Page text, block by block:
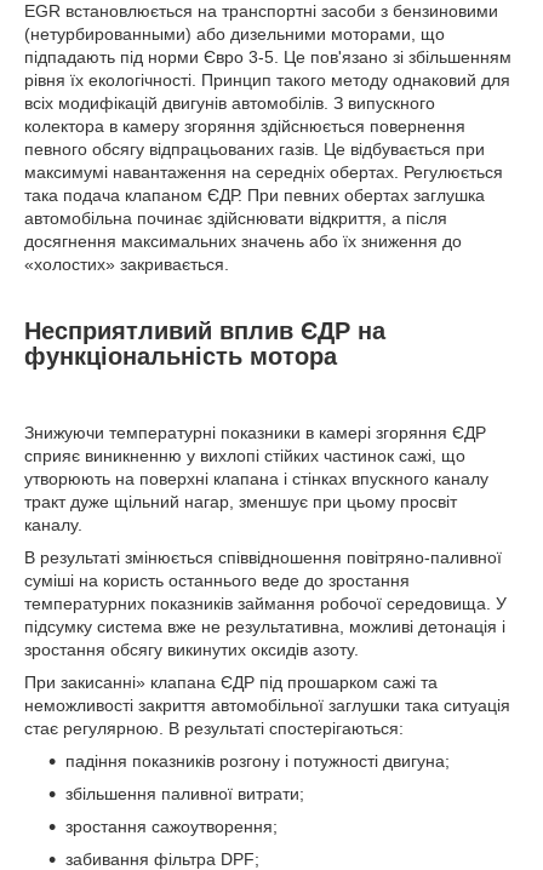
EGR встановлюється на транспортні засоби з бензиновими
(нетурбированными) або дизельними моторами, що
підпадають під норми Євро 3-5. Це пов'язано зі збільшенням
рівня їх екологічності. Принцип такого методу однаковий для
всіх модифікацій двигунів автомобілів. З випускного
колектора в камеру згоряння здійснюється повернення
певного обсягу відпрацьованих газів. Це відбувається при
максимумі навантаження на середніх обертах. Регулюється
така подача клапаном ЄДР. При певних обертах заглушка
автомобільна починає здійснювати відкриття, а після
досягнення максимальних значень або їх зниження до
«холостих» закривається.
Несприятливий вплив ЄДР на
функціональність мотора
Знижуючи температурні показники в камері згоряння ЄДР
сприяє виникненню у вихлопі стійких частинок сажі, що
утворюють на поверхні клапана і стінках впускного каналу
тракт дуже щільний нагар, зменшує при цьому просвіт
каналу.
В результаті змінюється співвідношення повітряно-паливної
суміші на користь останнього веде до зростання
температурних показників займання робочої середовища. У
підсумку система вже не результативна, можливі детонація і
зростання обсягу викинутих оксидів азоту.
При закисанні» клапана ЄДР під прошарком сажі та
неможливості закриття автомобільної заглушки така ситуація
стає регулярною. В результаті спостерігаються:
падіння показників розгону і потужності двигуна;
збільшення паливної витрати;
зростання сажоутворення;
забивання фільтра DPF;